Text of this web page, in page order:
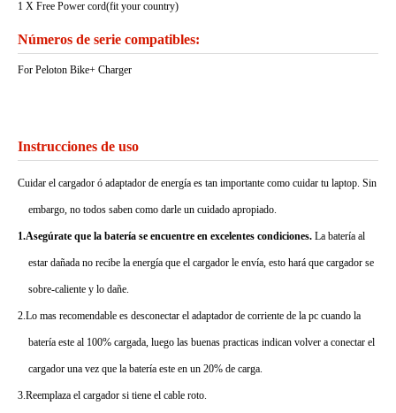
1 X Free Power cord(fit your country)
Números de serie compatibles:
For Peloton Bike+ Charger
Instrucciones de uso
Cuidar el cargador ó adaptador de energía es tan importante como cuidar tu laptop. Sin
embargo, no todos saben como darle un cuidado apropiado.
1.Asegúrate que la batería se encuentre en excelentes condiciones. La batería al
estar dañada no recibe la energía que el cargador le envía, esto hará que cargador se
sobre-caliente y lo dañe.
2.Lo mas recomendable es desconectar el adaptador de corriente de la pc cuando la
batería este al 100% cargada, luego las buenas practicas indican volver a conectar el
cargador una vez que la batería este en un 20% de carga.
3.Reemplaza el cargador si tiene el cable roto.